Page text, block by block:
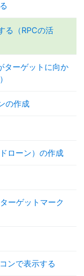
る（RPCの活
ーゲットに向か
の作成
ローン）の作成
ーゲットマーク
ンで表示する